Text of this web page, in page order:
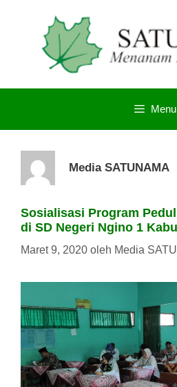
Menu
Media SATUNAMA
Sosialisasi Program
di SD Negeri Ngino 1
Maret 9, 2020 oleh Media